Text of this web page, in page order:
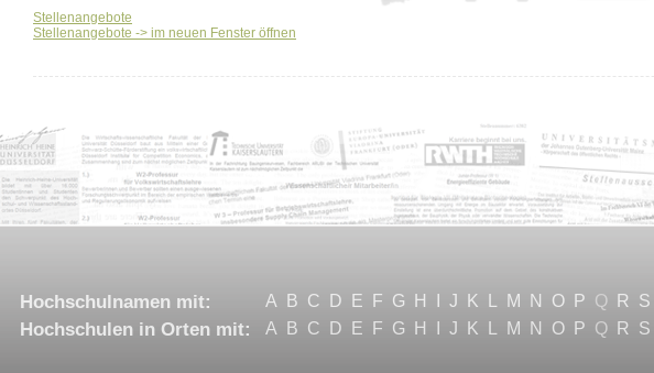
Stellenangebote
Stellenangebote -> im neuen Fenster öffnen
Hochschulnamen mit: A B C D E F G H J K M N O P Q R S
Hochschulen in Orten mit: A B C D E F G H J K M N O P Q R S